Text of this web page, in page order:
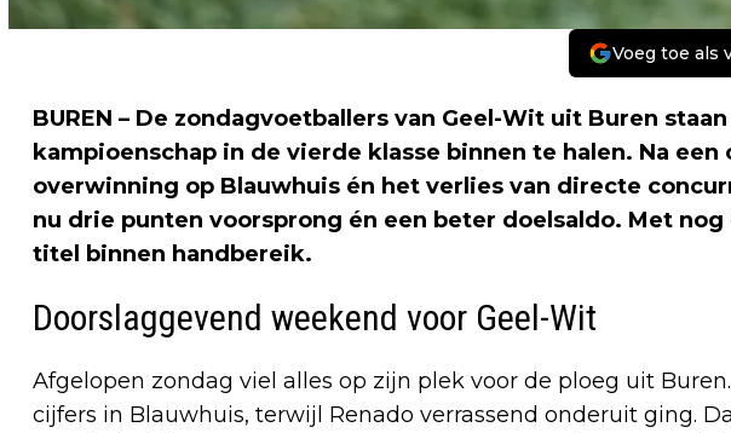
Voeg toe als
BUREN – De zondagvoetballers van Geel-Wit uit Buren
kampioenschap in de vierde klasse binnen te halen. Na
overwinning op Blauwhuis én het verlies van directe
nu drie punten voorsprong én een beter doelsaldo. Met
titel binnen handbereik.
Doorslaggevend weekend voor Geel-Wit
Afgelopen zondag viel alles op zijn plek voor de ploeg uit
cijfers in Blauwhuis, terwijl Renado verrassend onderuit ging.